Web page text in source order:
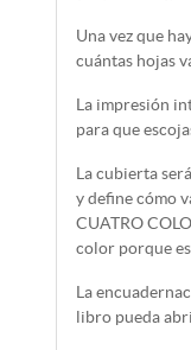
Una vez que
cuántas hojas
La impresión
para que
La cubierta
y define cómo
CUATRO
color porque
La
libro pueda